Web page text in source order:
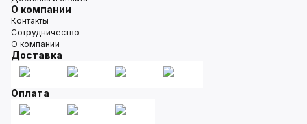
О компании
Контакты
Сотрудничество
О компании
Доставка
Оплата